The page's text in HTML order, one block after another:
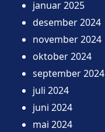
januar 2025
desember 2024
november 2024
oktober 2024
september 2024
juli 2024
juni 2024
mai 2024